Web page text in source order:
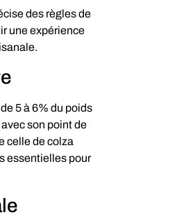
des règles de
une expérience
5 à 6% du poids
son point de
celle de colza
essentielles pour